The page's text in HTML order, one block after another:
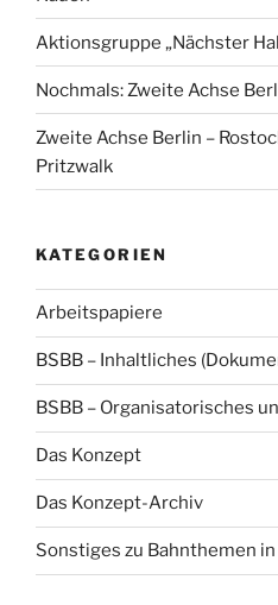
Aktionsgruppe „Nächster
Nochmals: Zweite Achse
Zweite Achse Berlin –
Pritzwalk
KATEGORIEN
Arbeitspapiere
BSBB – Inhaltliches
BSBB – Organisatorisches
Das Konzept
Das Konzept-Archiv
Sonstiges zu Bahnthemen